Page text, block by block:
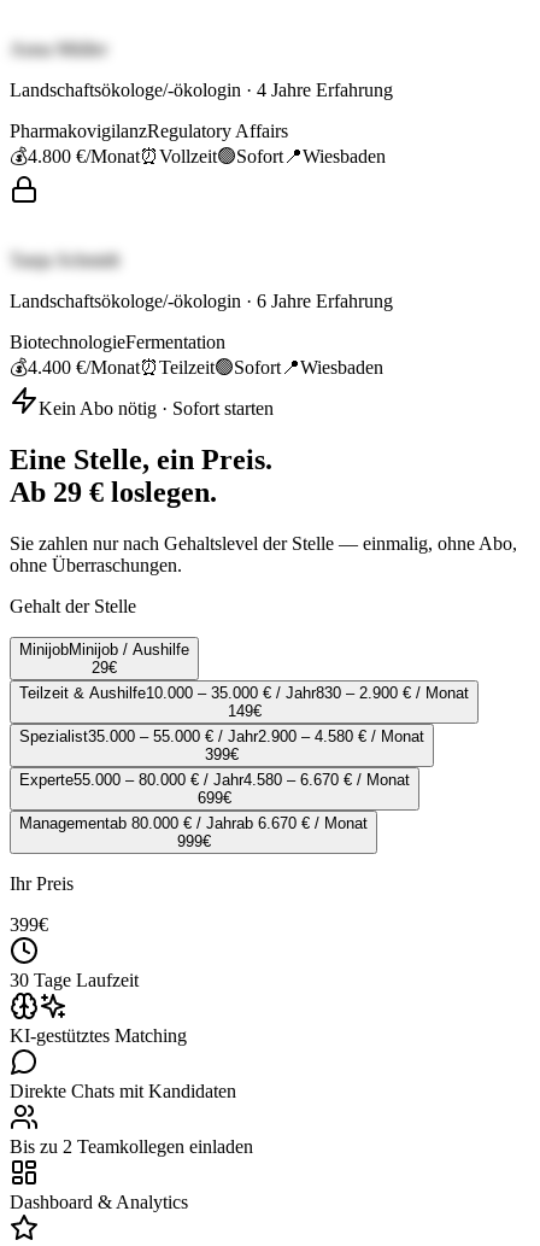
Anna Müller
Landschaftsökologe/-ökologin · 4 Jahre Erfahrung
PharmakovigilanzRegulatory Affairs
💰4.800 €/Monat⏰Vollzeit🟢Sofort 📍Wiesbaden
Tanja Schmidt
Landschaftsökologe/-ökologin · 6 Jahre Erfahrung
BiotechnologieFermentation
💰4.400 €/Monat⏰Teilzeit🟢Sofort 📍Wiesbaden
Kein Abo nötig · Sofort starten
Eine Stelle, ein Preis.
Ab 29 € loslegen.
Sie zahlen nur nach Gehaltslevel der Stelle — einmalig, ohne Abo,
ohne Überraschungen.
Gehalt der Stelle
MinijobMinijob / Aushilfe
29€
Teilzeit & Aushilfe10.000 – 35.000 € / Jahr830 – 2.900 € / Monat
149€
Spezialist35.000 – 55.000 € / Jahr2.900 – 4.580 € / Monat
399€
Experte55.000 – 80.000 € / Jahr4.580 – 6.670 € / Monat
699€
Managementab 80.000 € / Jahrab 6.670 € / Monat
999€
Ihr Preis
399€
30 Tage Laufzeit
KI-gestütztes Matching
Direkte Chats mit Kandidaten
Bis zu 2 Teamkollegen einladen
Dashboard & Analytics